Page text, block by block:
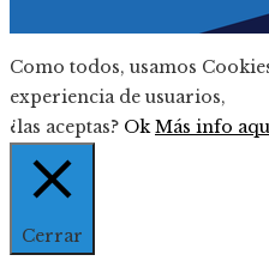
Como todos, usamos
experiencia de usuarios,
¿las aceptas? Ok Más info
Cerrar